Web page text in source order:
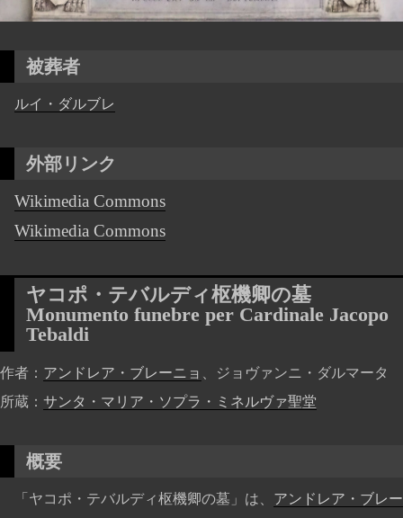
被葬者
ルイ・ダルブレ
外部リンク
Wikimedia Commons
Wikimedia Commons
ヤコポ・テバルディ枢機卿の墓
Monumento funebre per Cardinale Jacopo
Tebaldi
作者 アンドレア・ブレーニョ
、ジョヴァンニ・ダルマータ
所蔵
サンタ・マリア・ソプラ・ミネルヴァ聖堂
概要
「ヤコポ・テバルディ枢機卿の墓」は、 アンドレア・ブレー